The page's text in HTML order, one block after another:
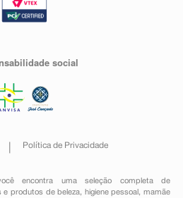
social
Política de Privacidade
encontra uma seleção completa de
e produtos de beleza, higiene pessoal ,mamãe